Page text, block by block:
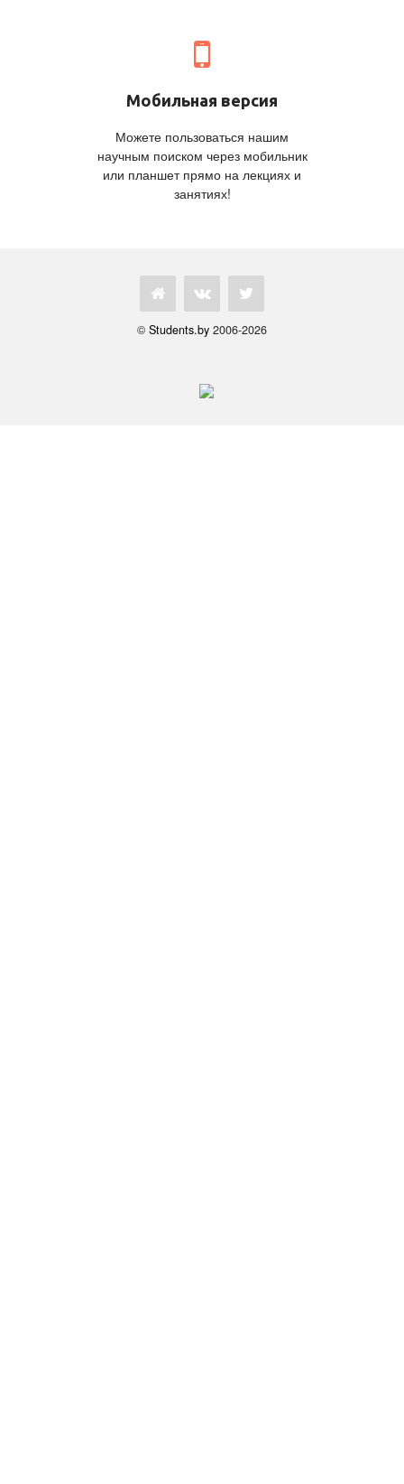
Мобильная версия
Можете пользоваться нашим
научным поиском через мобильник
или планшет прямо на лекциях и
занятиях!
© Students.by 2006-2026